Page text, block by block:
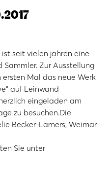
seit vielen jahren eine
Zur Ausstellung
Mal das neue Werk
auf Leinwand
eingeladen am
zu besuchen.Die
Becker-Lamers, Weimar
Sie unter